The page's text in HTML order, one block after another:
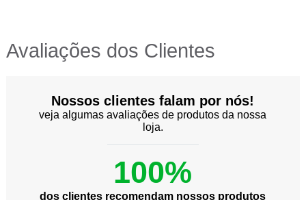
Avaliações dos Clientes
Nossos clientes falam por nós!
veja algumas avaliações de produtos da nossa
loja.
100%
dos clientes recomendam nossos produtos